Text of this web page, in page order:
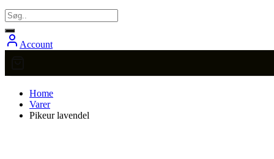
Account
Home
Varer
Pikeur lavendel